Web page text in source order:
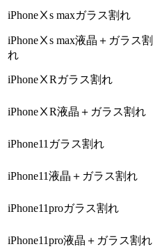
iPhoneⅩs maxガラス割れ
iPhoneⅩs max液晶＋ガラス割
れ
iPhoneⅩRガラス割れ
iPhoneⅩR液晶＋ガラス割れ
iPhone11ガラス割れ
iPhone11液晶＋ガラス割れ
iPhone11proガラス割れ
iPhone11pro液晶＋ガラス割れ